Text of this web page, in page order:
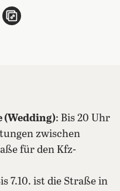
teilen
per E-Mail teilen
: Bis 20 Uhr
zwischen
für den Kfz-
7.10. ist die Straße in